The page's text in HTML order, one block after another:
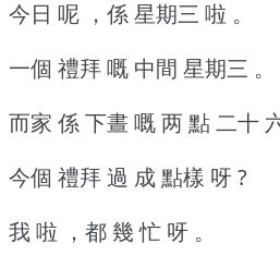
今日 呢 ，係 星期三 啦 。
一個 禮拜 嘅 中間 星期三 。
而家 係 下晝 嘅 两 點 二十
今個 禮拜 過 成 點樣 呀 ?
我 啦 ，都 幾 忙 呀 。